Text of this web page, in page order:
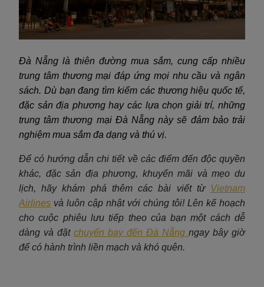
Đà Nẵng là thiên đường mua sắm, cung cấp nhiều
trung tâm thương mại đáp ứng mọi nhu cầu và ngân
sách. Dù bạn đang tìm kiếm các thương hiệu quốc tế,
đặc sản địa phương hay các lựa chọn giải trí, những
trung tâm thương mại Đà Nẵng này sẽ đảm bảo trải
nghiệm mua sắm đa dạng và thú vị.
Để có hướng dẫn chi tiết về các điểm đến độc quyền
khác, đặc sản địa phương, khuyến mãi và mẹo du
lịch, hãy khám phá thêm các bài viết từ Vietnam
Airlines và luôn cập nhật với chúng tôi! Lên kế hoạch
cho cuộc phiêu lưu tiếp theo của bạn một cách dễ
dàng và đặt chuyến bay đến Đà Nẵng ngay bây giờ
để có hành trình liền mạch và khó quên.